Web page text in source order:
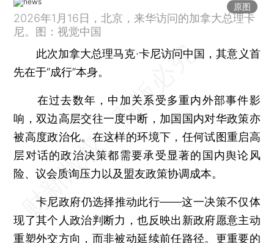
原图
2026年1月16日，北京，来华访问的加拿大总理卡
尼。图：视觉中国
此次加拿大总理马克·卡尼访问中国，其意义首
先在于“成行”本身。
在过去数年，中加关系受多重内外部事件影
响，双边高层交往一度中断，加国国内对华政策亦
被高度政治化。在这样的环境下，任何试图重启高
层对话的政治决策都需要承受显著的国内舆论风
险、议会质询压力以及盟友政策协调成本。
卡尼政府仍选择推动此行——这一决策不仅体
现了其个人政治判断力，也反映出新政府愿意主动
重塑外交方向，而非被动延续前任路径。更重要的